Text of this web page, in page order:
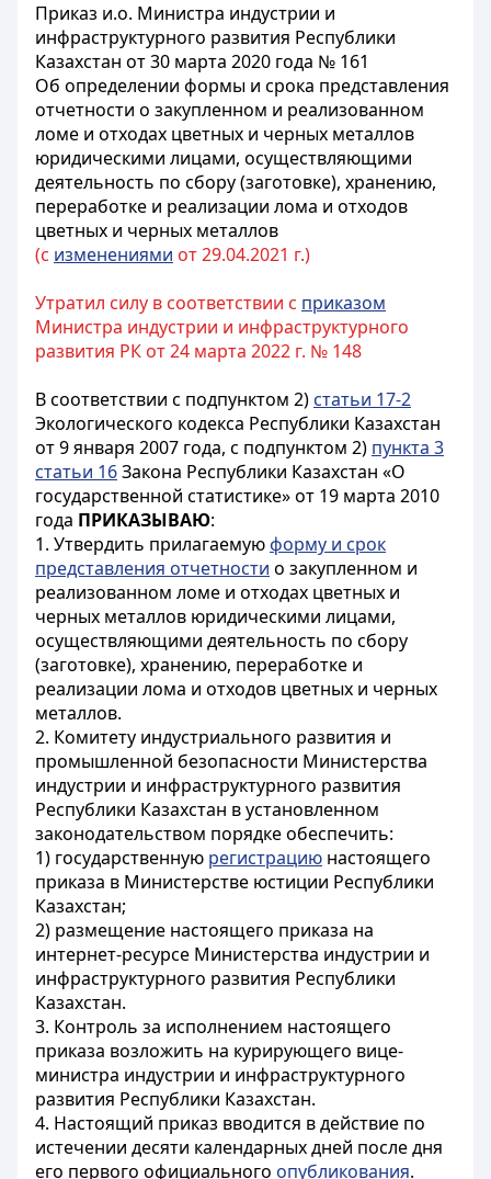
Приказ и.о. Министра индустрии и
инфраструктурного развития Республики
Казахстан от 30 марта 2020 года № 161
Об определении формы и срока представления
отчетности о закупленном и реализованном
ломе и отходах цветных и черных металлов
юридическими лицами, осуществляющими
деятельность по сбору (заготовке), хранению,
переработке и реализации лома и отходов
цветных и черных металлов
(с изменениями от 29.04.2021 г.)
Утратил силу в соответствии с приказом
Министра индустрии и инфраструктурного
развития РК от 24 марта 2022 г. № 148
В соответствии с подпунктом 2) статьи 17-2
Экологического кодекса Республики Казахстан
от 9 января 2007 года, с подпунктом 2) пункта 3
статьи 16Закона Республики Казахстан «О
государственной статистике» от 19 марта 2010
года ПРИКАЗЫВАЮ:
1. Утвердить прилагаемуюформу и срок
представления отчетности о закупленном и
реализованном ломе и отходах цветных и
черных металлов юридическими лицами,
осуществляющими деятельность по сбору
(заготовке), хранению, переработке и
реализации лома и отходов цветных и черных
металлов.
2. Комитету индустриального развития и
промышленной безопасности Министерства
индустрии и инфраструктурного развития
Республики Казахстан в установленном
законодательством порядке обеспечить:
1) государственную регистрацию настоящего
приказа в Министерстве юстиции Республики
Казахстан;
2) размещение настоящего приказа на
интернет-ресурсе Министерства индустрии и
инфраструктурного развития Республики
Казахстан.
3. Контроль за исполнением настоящего
приказа возложить на курирующего вице-
министра индустрии и инфраструктурного
развития Республики Казахстан.
4. Настоящий приказ вводится в действие по
истечении десяти календарных дней после дня
его первого официального опубликования.